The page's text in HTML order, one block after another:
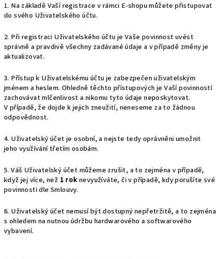
1. Na základě Vaší registrace v rámci E-shopu můžete přistupovat
do svého Uživatelského účtu.
2. Při registraci Uživatelského účtu je Vaše povinnost uvést
správně a pravdivě všechny zadávané údaje a v případě změny je
aktualizovat.
3. Přístup k Uživatelskému účtu je zabezpečen uživatelským
jménem a heslem. Ohledně těchto přístupových je Vaší povinností
zachovávat mlčenlivost a nikomu tyto údaje neposkytovat.
V případě, že dojde k jejich zneužití, neneseme za to žádnou
odpovědnost.
4. Uživatelský účet je osobní, a nejste tedy oprávněni umožnit
jeho využívání třetím osobám.
5. Váš Uživatelský účet můžeme zrušit, a to zejména v případě,
když jej více, než 1 roknevyužíváte, či v případě, kdy porušíte své
povinnosti dle Smlouvy.
6. Uživatelský účet nemusí být dostupný nepřetržitě, a to zejména
s ohledem na nutnou údržbu hardwarového a softwarového
vybavení.